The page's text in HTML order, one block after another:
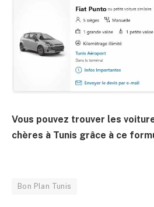
Vous pouvez trouver les
chères à Tunis grâce à ce
Bon Plan Tunis